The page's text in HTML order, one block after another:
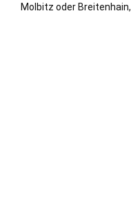
Molbitz oder